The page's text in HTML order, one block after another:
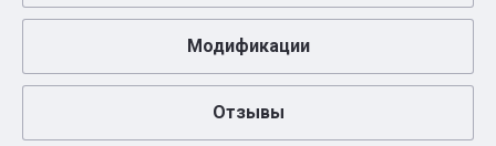
Модификации
Отзывы